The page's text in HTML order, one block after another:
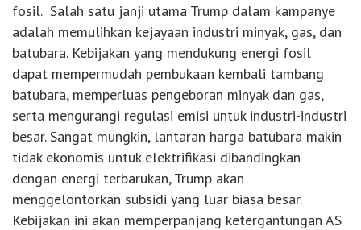
fosil. Salah satu janji utama Trump dalam kampanye
adalah memulihkan kejayaan industri minyak, gas, dan
batubara. Kebijakan yang mendukung energi fosil
dapat mempermudah pembukaan kembali tambang
batubara, memperluas pengeboran minyak dan gas,
serta mengurangi regulasi emisi untuk industri-industri
besar. Sangat mungkin, lantaran harga batubara makin
tidak ekonomis untuk elektrifikasi dibandingkan
dengan energi terbarukan, Trump akan
menggelontorkan subsidi yang luar biasa besar.
Kebijakan ini akan memperpanjang ketergantungan AS